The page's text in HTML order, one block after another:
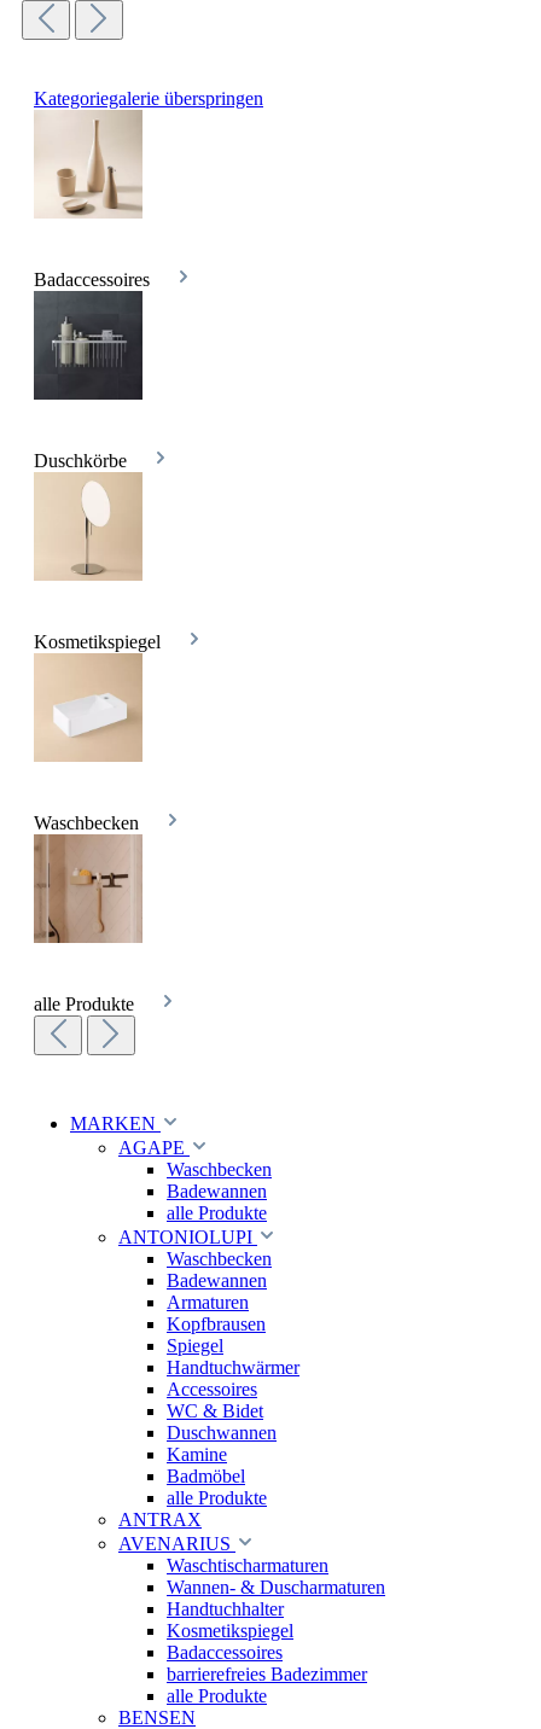
Kategoriegalerie überspringen
Badaccessoires
Duschkörbe
Kosmetikspiegel
Waschbecken
alle Produkte
MARKEN
AGAPE
Waschbecken
Badewannen
alle Produkte
ANTONIOLUPI
Waschbecken
Badewannen
Armaturen
Kopfbrausen
Spiegel
Handtuchwärmer
Accessoires
WC & Bidet
Duschwannen
Kamine
Badmöbel
alle Produkte
ANTRAX
AVENARIUS
Waschtischarmaturen
Wannen- & Duscharmaturen
Handtuchhalter
Kosmetikspiegel
Badaccessoires
barrierefreies Badezimmer
alle Produkte
BENSEN